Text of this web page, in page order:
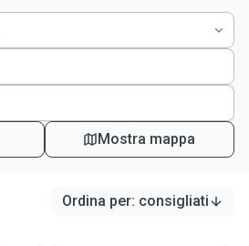
Mostra mappa
Ordina per: consigliati